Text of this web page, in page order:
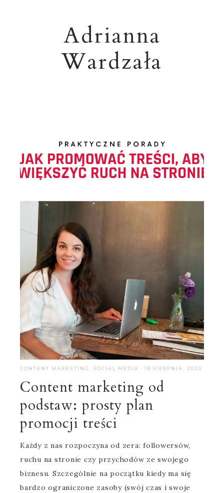
Adrianna
Wardzała
CONTENT MARKETING , SOCIAL MEDIA · 18 SIERPNIA, 2020
Content marketing od
podstaw: prosty plan
promocji treści
Każdy z nas rozpoczyna od zera: followersów,
ruchu na stronie czy przychodów ze swojego
biznesu. Szczególnie na początku kiedy ma się
bardzo ograniczone zasoby (swój czas i swoje